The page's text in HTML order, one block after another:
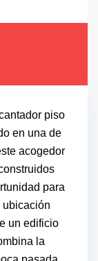
piso
en una de
acogedor
para
ubicación
un edificio
la